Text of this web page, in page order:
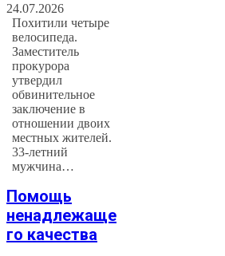
24.07.2026
Похитили четыре
велосипеда.
Заместитель
прокурора
утвердил
обвинительное
заключение в
отношении двоих
местных жителей.
33-летний
мужчина…
Помощь
ненадлежаще
го качества